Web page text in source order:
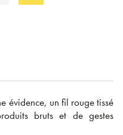
évidence, un fil rouge tissé
bruts et de gestes